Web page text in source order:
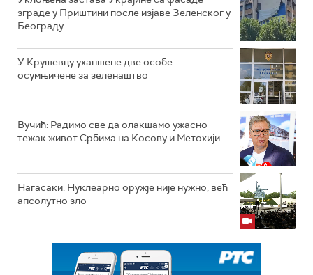
зграде у Приштини после изјаве Зеленског у
Београду
У Крушевцу ухапшене две особе
осумњичене за зеленаштво
Вучић: Радимо све да олакшамо ужасно
тежак живот Србима на Косову и Метохији
Нагасаки: Нуклеарно оружје није нужно, већ
апсолутно зло